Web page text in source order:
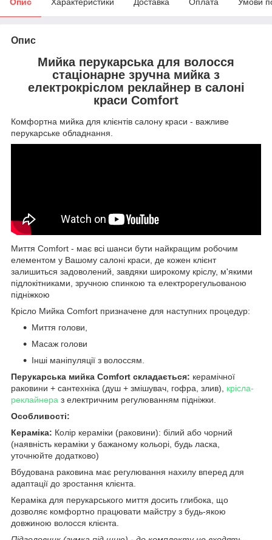
Опис
Мийка перукарська для волосся
стаціонарне зручна мийка з
електрокріслом реклайнер в салоні
краси Comfort
Комфортна мийка для клієнтів салону краси - важливе
перукарське обладнання.
Миття Comfort - має всі шанси бути найкращим робочим
елементом у Вашому салоні краси, де кожен клієнт
залишиться задоволений, завдяки широкому кріслу, м'якими
підлокітниками, зручною спинкою та електрорегульованою
підніжкою
Крісло Мийка Comfort призначене для наступних процедур:
Миття голови,
Масаж голови
Інші маніпуляції з волоссям.
Перукарська мийка Comfort складається: керамічної
раковини + сантехніка (душ + змішувач, гофра, злив), крісла-
реклайнера з електричним регулюванням підніжки.
Особливості:
Кераміка: Колір кераміки (раковини): білий або чорний
(наявність кераміки у бажаному кольорі, будь ласка,
уточнюйте додатково)
Вбудована раковина має регулювання нахилу вперед для
адаптації до зростання клієнта.
Кераміка для перукарського миття досить глибока, що
дозволяє комфортно працювати майстру з будь-якою
довжиною волосся клієнта.